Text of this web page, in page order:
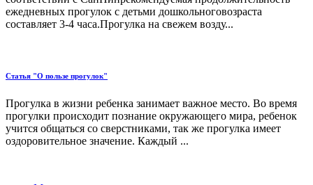
ежедневных прогулок с детьми дошкольноговозраста
составляет 3-4 часа.Прогулка на свежем возду...
Статья "О пользе прогулок"
Прогулка в жизни ребенка занимает важное место. Во время
прогулки происходит познание окружающего мира, ребенок
учится общаться со сверстниками, так же прогулка имеет
оздоровительное значение. Каждый ...